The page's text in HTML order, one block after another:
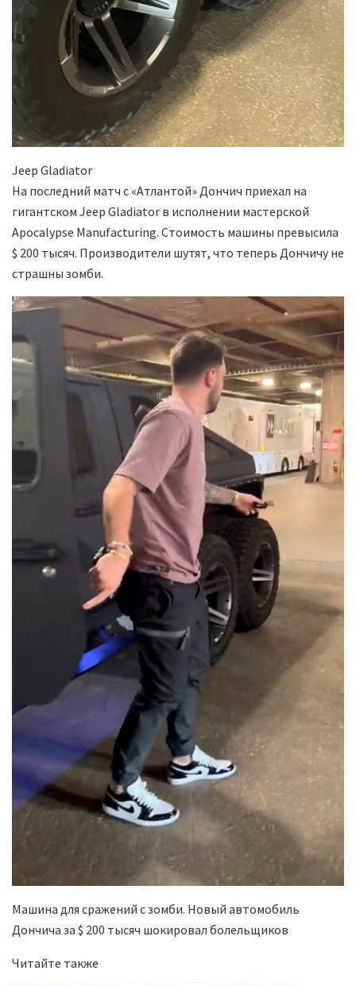
Jeep Gladiator
На последний матч с «Атлантой» Дончич приехал на
гигантском Jeep Gladiator в исполнении мастерской
Apocalypse Manufacturing. Стоимость машины превысила
$ 200 тысяч. Производители шутят, что теперь Дончичу не
страшны зомби.
Машина для сражений с зомби. Новый автомобиль
Дончича за $ 200 тысяч шокировал болельщиков
Читайте также